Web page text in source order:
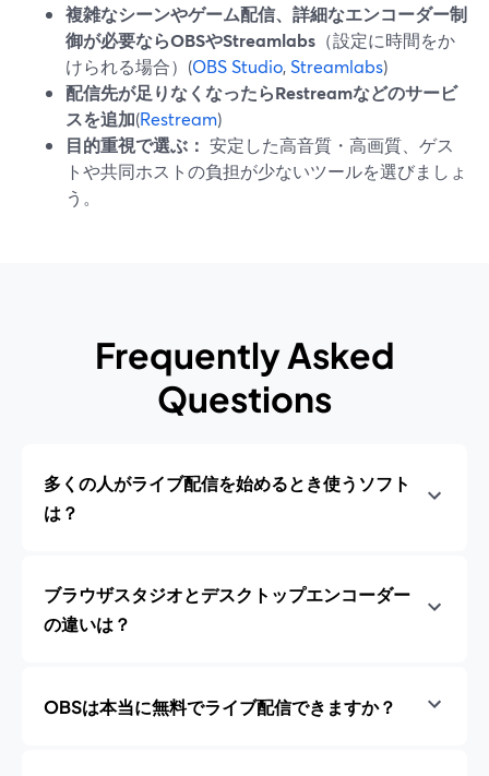
複雑なシーンやゲーム配信、詳細なエンコーダー制
御が必要ならOBSやStreamlabs （設定に時間をか
けられる場合）(OBS Studio,Streamlabs)
配信先が足りなくなったらRestreamなどのサービ
スを追加(Restream)
目的重視で選ぶ： 安定した高音質・高画質、ゲス
トや共同ホストの負担が少ないツールを選びましょ
う。
Frequently Asked
Questions
多くの人がライブ配信を始めるとき使うソフト
は？
ブラウザスタジオとデスクトップエンコーダー
の違いは？
OBSは本当に無料でライブ配信できますか？